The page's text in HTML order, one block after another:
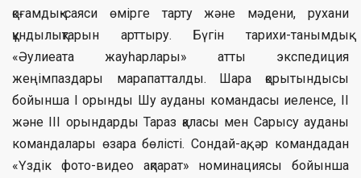
қоғамдық-саяси өмірге тарту және мәдени, рухани
құндылықтарын арттыру. Бүгін тарихи-танымдық
«Әулиеата жауһарлары» атты экспедиция
жеңімпаздары марапатталды. Шара қорытындысы
бойынша І орынды Шу ауданы командасы иеленсе, ІІ
және ІІІ орындарды Тараз қаласы мен Сарысу ауданы
командалары өзара бөлісті. Сондай-ақ, әр командадан
«Үздік фото-видео ақпарат» номинациясы бойынша